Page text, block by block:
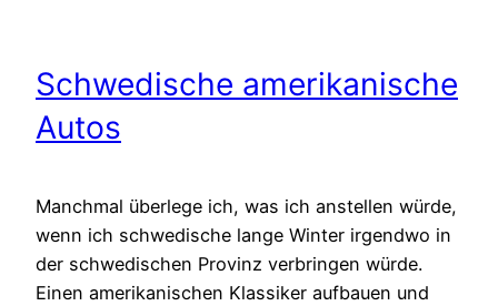
Schwedische amerikanische
Autos
Manchmal überlege ich, was ich anstellen würde,
wenn ich schwedische lange Winter irgendwo in
der schwedischen Provinz verbringen würde.
Einen amerikanischen Klassiker aufbauen und